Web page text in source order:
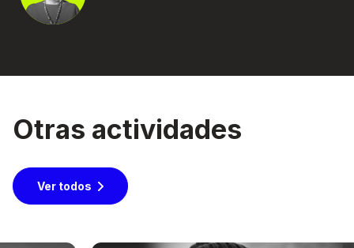
Otras actividades
Ver todos